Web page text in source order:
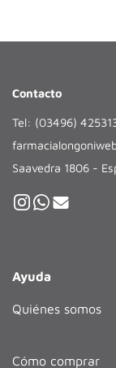
Contacto
Tel: (03496)
Saavedra 1806 -
Ayuda
Quiénes somos
Cómo comprar